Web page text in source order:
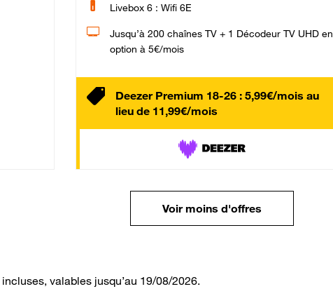
Livebox 6 : Wifi 6E
Jusqu’à 200 chaînes TV + 1 Décodeur TV UHD en
option à 5€/mois
Deezer Premium 18-26 : 5,99€/mois au
lieu de 11,99€/mois
Voir moins d'offres
incluses, valables jusqu’au 19/08/2026.